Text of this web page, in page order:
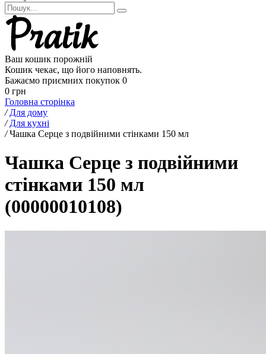
Ваш кошик порожній
Кошик чекає, що його наповнять.
Бажаємо приємних покупок 0
0 грн
Головна сторінка
/ Для дому
/ Для кухні
/ Чашка Серце з подвійними стінками 150 мл
Чашка Серце з подвійними
стінками 150 мл
(00000010108)